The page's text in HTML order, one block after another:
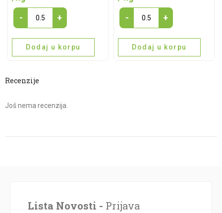
Breskva
quantity
- +
Dodaj u korpu
Groždje
belo
quantity
- +
Dodaj u korpu
Recenzije
Još nema recenzija.
Lista Novosti - Prijava